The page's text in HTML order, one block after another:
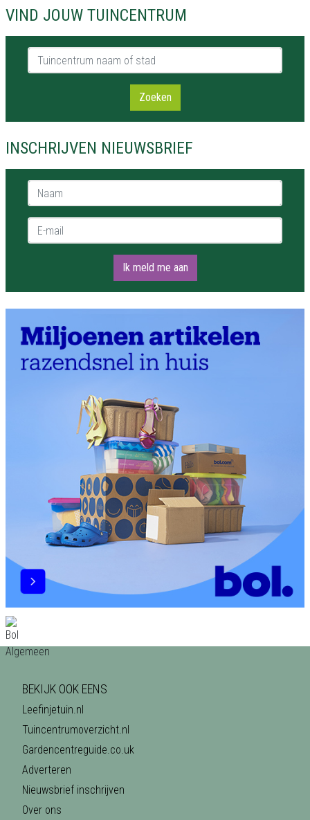
VIND JOUW TUINCENTRUM
Tuincentrum naam of stad
Zoeken
INSCHRIJVEN NIEUWSBRIEF
Naam *
E-mail *
Ik meld me aan
BEKIJK OOK EENS
Leefinjetuin.nl
Tuincentrumoverzicht.nl
Gardencentreguide.co.uk
Adverteren
Nieuwsbrief inschrijven
Over ons